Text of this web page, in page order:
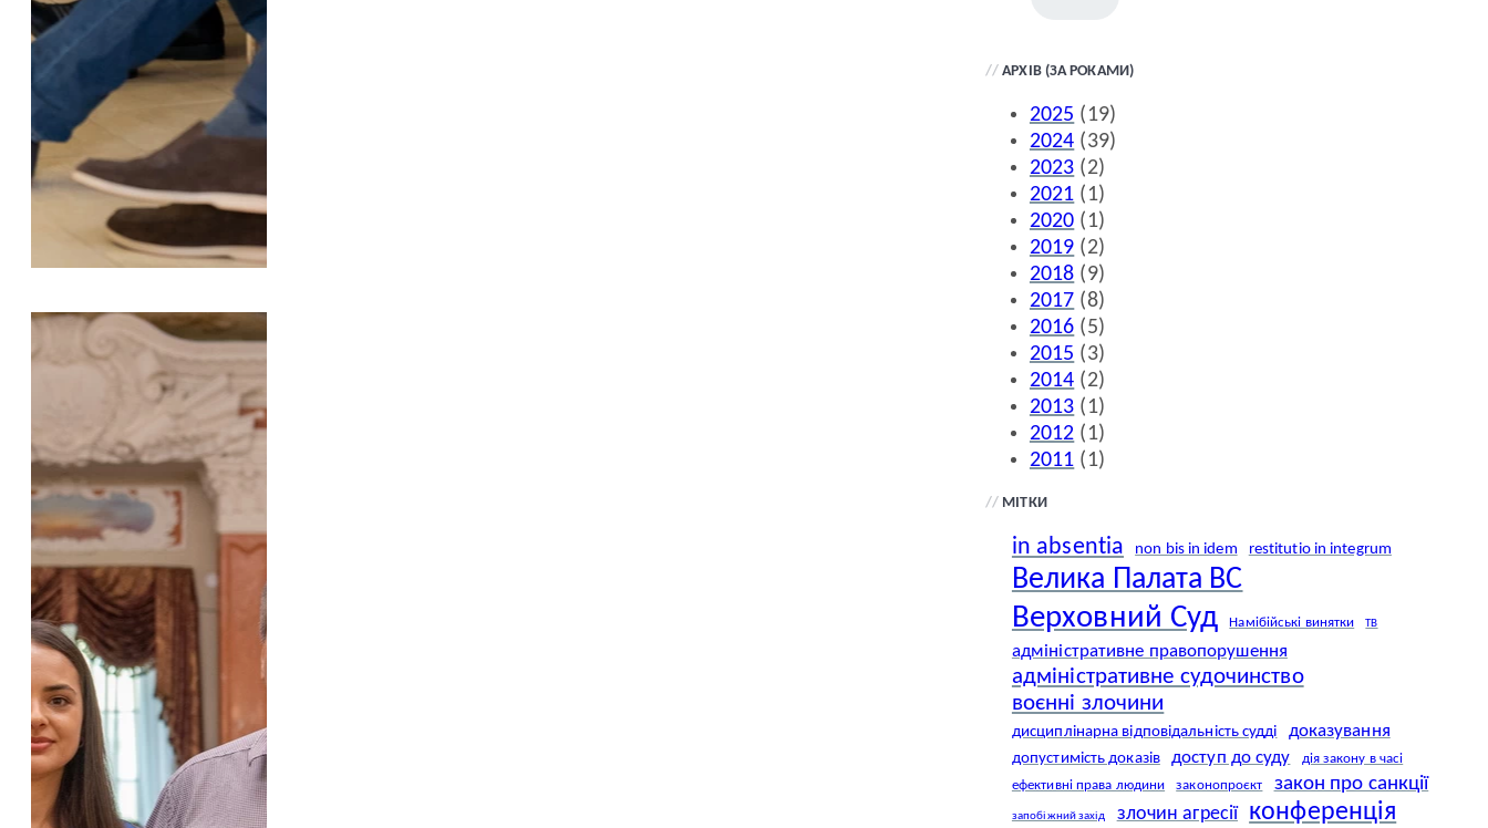
// АРХІВ (ЗА РОКАМИ)
2025 (19)
2024 (39)
2023 (2)
2021 (1)
2020 (1)
2019 (2)
2018 (9)
2017 (8)
2016 (5)
2015 (3)
2014 (2)
2013 (1)
2012 (1)
2011 (1)
// МІТКИ
in absentia non bis in idem restitutio in integrum
Велика Палата ВС
Верховний Суд Намібійські винятки ТВ
адміністративне правопорушення
адміністративне судочинство
воєнні злочини
дисциплінарна відповідальність судді доказування
допустимість доказів доступ до суду
дія закону в часі
ефективні права людини
законопроєкт закон про санкції
запобіжний захід злочин агресії конференція